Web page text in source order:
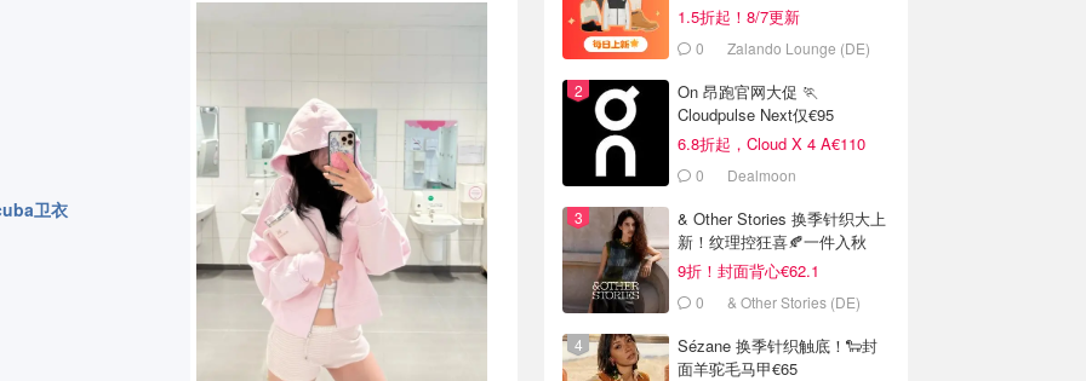
卫衣
1.5折起！8/7更新
0 Zalando Lounge (DE)
On 昂跑官网大促 🏃
Cloudpulse Next仅€95
6.8折起，Cloud X 4 A€110
0 Dealmoon
& Other Stories 换季针织大上
新！纹理控狂喜🍂一件入秋
9折！封面背心€62.1
0 & Other Stories (DE)
Sézane 换季针织触底！🐑封
面羊驼毛马甲€65